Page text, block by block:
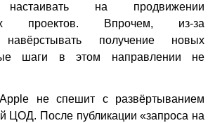
на продвижении
проектов. Впрочем, из-за
навёрстывать получение новых
шаги в этом направлении не
не спешит с развёртыванием
ЦОД. После публикации «запроса на